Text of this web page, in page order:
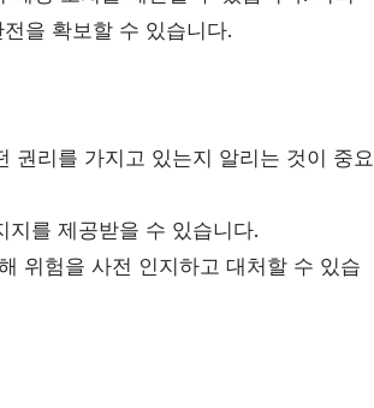
을 확보할 수 있습니다.
권리를 가지고 있는지 알리는 것이 중요
를 제공받을 수 있습니다.
위험을 사전 인지하고 대처할 수 있습